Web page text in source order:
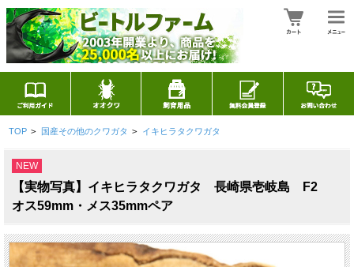
TOP > 国産その他のクワガタ > イキヒラタクワガタ
NEW
【実物写真】イキヒラタクワガタ 長崎県壱岐島 F2
オス59mm・メス35mmペア